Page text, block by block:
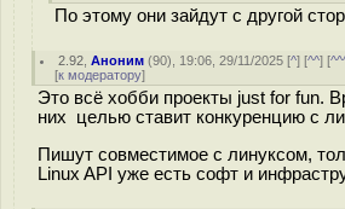
По этому они зайдут с другой
2.92 ,Аноним (90), 19:06, 29/11/2025 [^] [^^] [
[к модератору]
Это всё хобби проекты just for fun.
них целью ставит конкуренцию с
Пишут совместимое с линуксом,
Linux API уже есть софт и